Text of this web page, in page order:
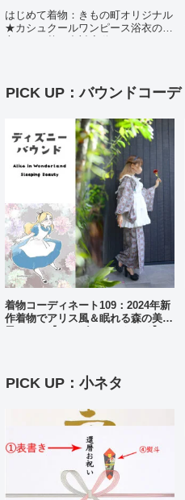
はじめて着物：きもの町オリジナル
★カシュクールワンピース浴衣の着
PICK UP：バウンドコーデ
着物コーディネート109：2024年新
作着物でアリス風＆眠れる森の美女
PICK UP：小ネタ